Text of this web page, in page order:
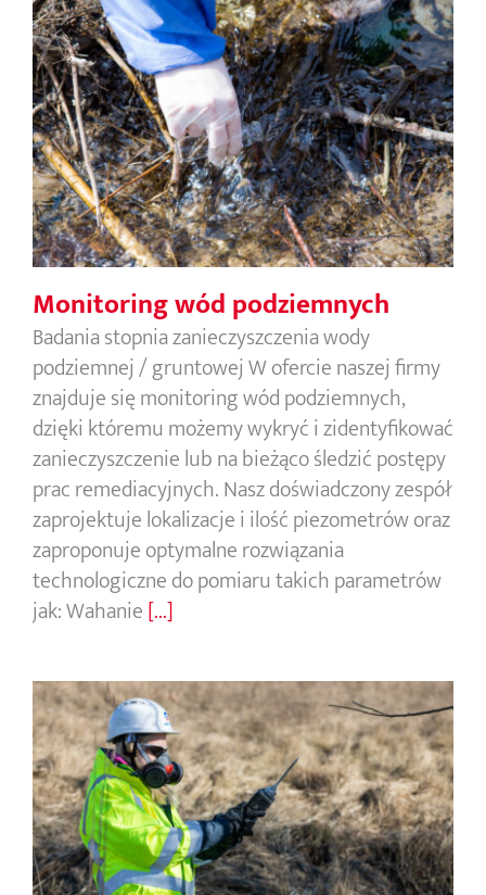
Monitoring wód podziemnych
Monitoring wód podziemnych
Badania stopnia zanieczyszczenia wody
podziemnej / gruntowej W ofercie naszej firmy
znajduje się monitoring wód podziemnych,
dzięki któremu możemy wykryć i zidentyfikować
zanieczyszczenie lub na bieżąco śledzić postępy
prac remediacyjnych. Nasz doświadczony zespół
zaprojektuje lokalizacje i ilość piezometrów oraz
zaproponuje optymalne rozwiązania
technologiczne do pomiaru takich parametrów
jak: Wahanie[...]
Monitoring powietrza